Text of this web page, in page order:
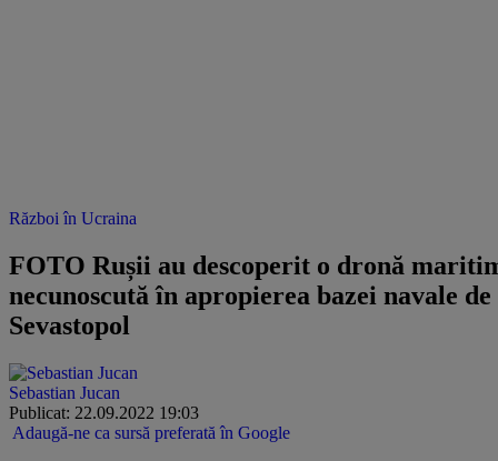
Război în Ucraina
FOTO Rușii au descoperit o dronă
necunoscută în apropierea bazei navale de
Sevastopol
Sebastian Jucan
Publicat: 22.09.2022 19:03
Adaugă-ne ca sursă preferată în Google